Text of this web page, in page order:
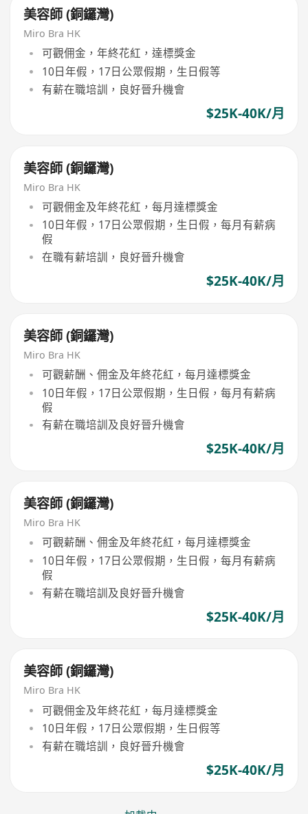
美容師 (銅鑼灣)
Miro Bra HK
可觀佣金，年終花紅，達標獎金
10日年假，17日公眾假期，生日假等
有薪在職培訓，良好晉升機會
$25K-40K/月
美容師 (銅鑼灣)
Miro Bra HK
可觀佣金及年終花紅，每月達標獎金
10日年假，17日公眾假期，生日假，每月有薪病
假
在職有薪培訓，良好晉升機會
$25K-40K/月
美容師 (銅鑼灣)
Miro Bra HK
可觀薪酬、佣金及年終花紅，每月達標獎金
10日年假，17日公眾假期，生日假，每月有薪病
假
有薪在職培訓及良好晉升機會
$25K-40K/月
美容師 (銅鑼灣)
Miro Bra HK
可觀薪酬、佣金及年終花紅，每月達標獎金
10日年假，17日公眾假期，生日假，每月有薪病
假
有薪在職培訓及良好晉升機會
$25K-40K/月
美容師 (銅鑼灣)
Miro Bra HK
可觀佣金及年終花紅，每月達標獎金
10日年假，17日公眾假期，生日假等
有薪在職培訓，良好晉升機會
$25K-40K/月